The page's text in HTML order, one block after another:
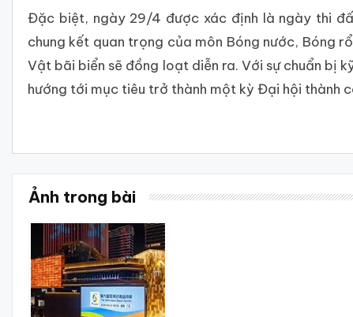
Đặc biệt, ngày 29/4 được xác định là ngày thi
chung kết quan trọng của môn Bóng nước, Bóng
Vật bãi biển sẽ đồng loạt diễn ra. Với sự chuẩn bị
hướng tới mục tiêu trở thành một kỳ Đại hội thành
Ảnh trong bài